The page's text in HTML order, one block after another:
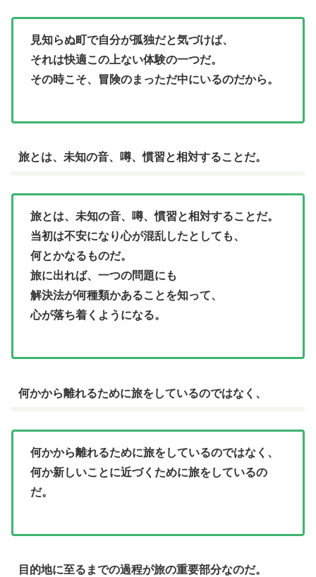
見知らぬ町で自分が孤独だと気づけば、
それは快適この上ない体験の一つだ。
その時こそ、冒険のまっただ中にいるのだから。
旅とは、未知の音、噂、慣習と相対することだ。
旅とは、未知の音、噂、慣習と相対することだ。
当初は不安になり心が混乱したとしても、
何とかなるものだ。
旅に出れば、一つの問題にも
解決法が何種類かあることを知って、
心が落ち着くようになる。
何かから離れるために旅をしているのではなく、
何かから離れるために旅をしているのではなく、
何か新しいことに近づくために旅をしているの
だ。
目的地に至るまでの過程が旅の重要部分なのだ。